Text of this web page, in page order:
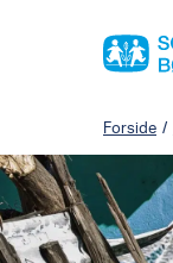
Forside /